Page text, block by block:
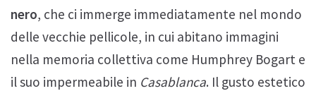
nero, che ci immerge immediatamente nel mondo
delle vecchie pellicole, in cui abitano immagini
nella memoria collettiva come Humphrey Bogart e
il suo impermeabile in Casablanca. Il gusto estetico